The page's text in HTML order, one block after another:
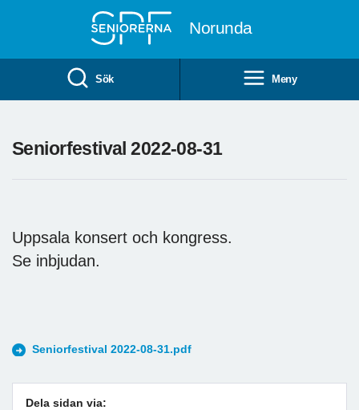
Norunda
Sök Meny
Seniorfestival 2022-08-31
Uppsala konsert och kongress.
Se inbjudan.
Seniorfestival 2022-08-31.pdf
Dela sidan via: